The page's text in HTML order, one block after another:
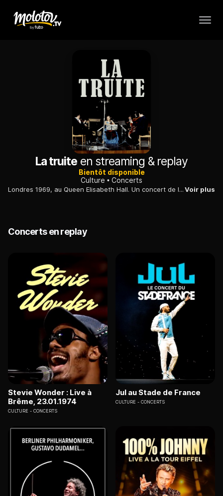
La truite en streaming & replay
Bientôt disponible
Culture
Concerts
Londres 1969, au Queen Elisabeth Hall. Un concert de légende réunit autour du quintette de Schubert, "La Truite", cinq jeunes gens aujourd'hui mythiques. Le document, tout à la fois reportage et concert filmé, restitue l'atmosphère de complicité musicale et d'enjouement qui baigne cette rencontre, avant, pendant et après le concert. Le quintette en la majeur D667 op 114, dit "La Truite", a été composé à l'automne 1819, au retour du premier séjour de Schubert à Steyr, petite ville de Haute Autriche. Son ami baryton Michael Vogl lui avait fait rencontrer Sylvestre Paumgartner, un "maître des forges" mélomane et violoncelliste.Voir plus
Concerts en replay
Stevie Wonder : Live à
Brême, 23.01.1974
CULTURE CONCERTS
Jul au Stade de France
CULTURE CONCERTS